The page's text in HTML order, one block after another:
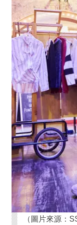
（圖片來源：